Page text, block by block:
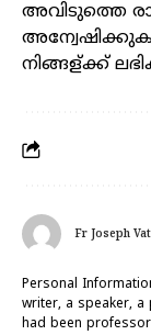
അവിടുത്തെ
നിങ്ങള്ക്ക്
Fr Joseph
Personal
writer, a speaker, a
had been